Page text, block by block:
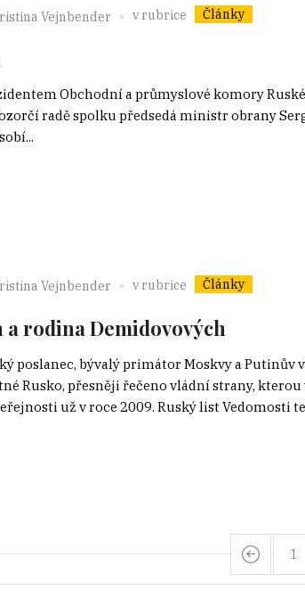
Vejnbender v rubrice Články
Obchodní a průmyslové komory
radě spolku předsedá ministr obrany
Vejnbender v rubrice Články
rodina Demidovových
poslanec, bývalý primátor Moskvy a Putinův
Rusko, přesněji řečeno vládní strany,
už v roce 2009. Ruský list Vedomosti
1